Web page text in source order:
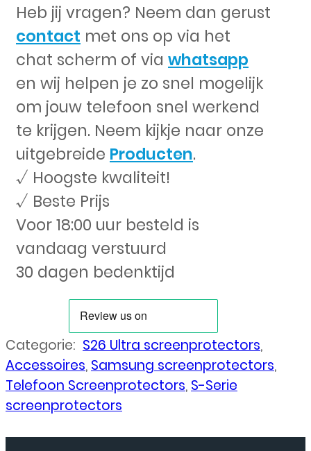
Heb jij vragen? Neem dan gerust
contact met ons op via het
chat scherm of via whatsapp
en wij helpen je zo snel mogelijk
om jouw telefoon snel werkend
te krijgen. Neem kijkje naar onze
uitgebreide Producten.
√ Hoogste kwaliteit!
√ Beste Prijs
Voor 18:00 uur besteld is
vandaag verstuurd
30 dagen bedenktijd
Categorie: S26 Ultra screenprotectors,
Accessoires, Samsung screenprotectors,
Telefoon Screenprotectors, S-Serie
screenprotectors